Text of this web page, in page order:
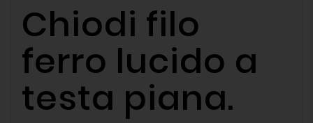
Chiodi filo
ferro lucido a
testa piana.